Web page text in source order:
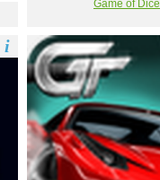
Game of Dice
i